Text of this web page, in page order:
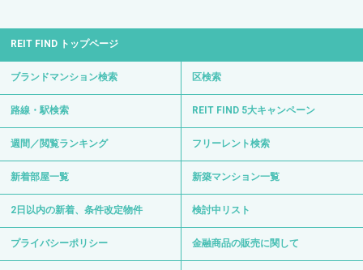
REIT FIND トップページ
ブランドマンション検索 区検索
路線・駅検索 REIT FIND 5大キャンペーン
週間／閲覧ランキング フリーレント検索
新着部屋一覧 新築マンション一覧
2日以内の新着、条件改定物件 検討中リスト
プライバシーポリシー 金融商品の販売に関して